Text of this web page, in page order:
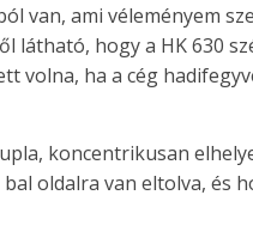
van, ami véleményem
látható, hogy a HK 630
volna, ha a cég
koncentrikusan
bal oldalra van eltolva, és